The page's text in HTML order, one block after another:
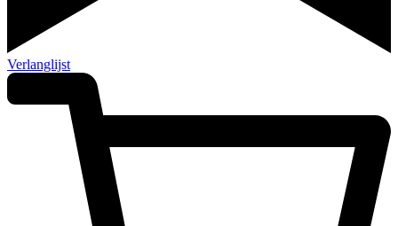
Verlanglijst